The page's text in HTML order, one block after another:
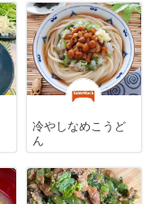
冷やしなめこうど
ん